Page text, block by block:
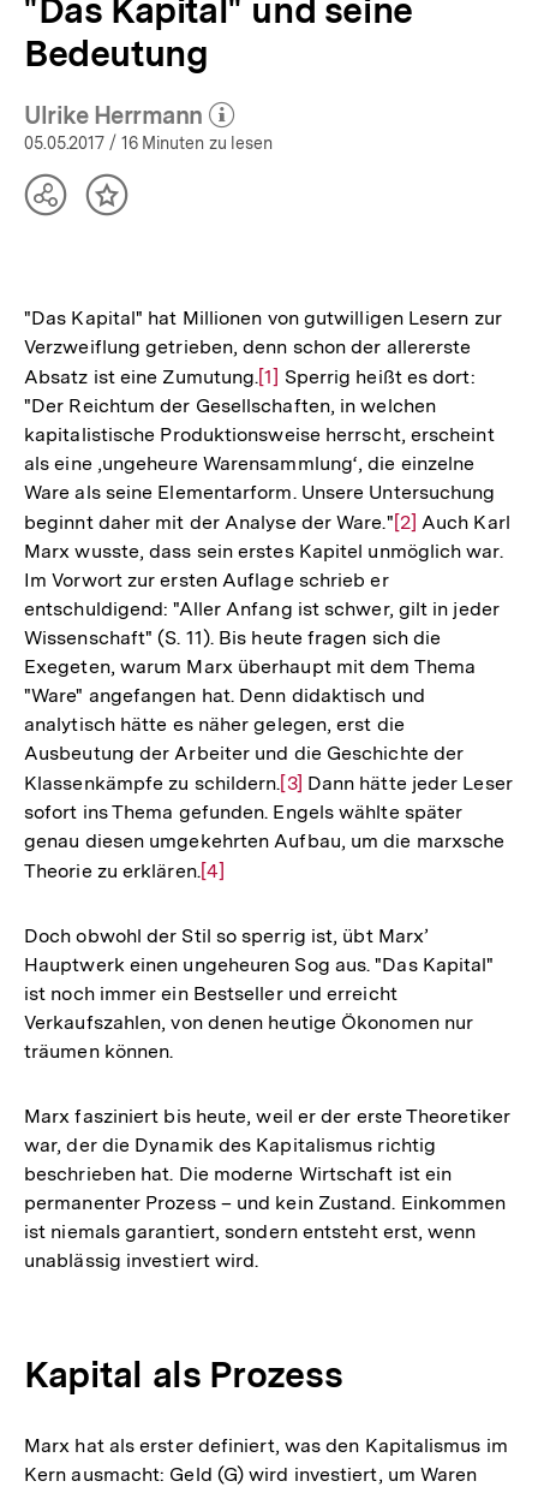
"Das Kapital" und seine
Bedeutung
Ulrike Herrmann
(Mehr zum Autor)
öffnen
05.05.2017 / 16 Minuten zu lesen
TeilenInhalt
"Das Kapital" hat Millionen von gutwilligen Lesern zur
Verzweiflung getrieben, denn schon der allererste
Absatz ist eine Zumutung.Zur
Auflösung
der
Fußnote
[1] Sperrig heißt es dort:
"Der Reichtum der Gesellschaften, in welchen
kapitalistische Produktionsweise herrscht, erscheint
als eine ‚ungeheure Warensammlung‘, die einzelne
Ware als seine Elementarform. Unsere Untersuchung
beginnt daher mit der Analyse der Ware."Zur
Auflösung
Fußnote
[2] Auch Karl
Marx wusste, dass sein erstes Kapitel unmöglich war.
Im Vorwort zur ersten Auflage schrieb er
entschuldigend: "Aller Anfang ist schwer, gilt in jeder
Wissenschaft" (S. 11). Bis heute fragen sich die
Exegeten, warum Marx überhaupt mit dem Thema
"Ware" angefangen hat. Denn didaktisch und
analytisch hätte es näher gelegen, erst die
Ausbeutung der Arbeiter und die Geschichte der
Klassenkämpfe zu schildern.Zur
Auflösung
der
[3] Dann hätte jeder Leser
sofort ins Thema gefunden. Engels wählte später
genau diesen umgekehrten Aufbau, um die marxsche
Theorie zu erklären.Zur
der
Fußnote
[4]
Doch obwohl der Stil so sperrig ist, übt Marx’
Hauptwerk einen ungeheuren Sog aus. "Das Kapital"
ist noch immer ein Bestseller und erreicht
Verkaufszahlen, von denen heutige Ökonomen nur
träumen können.
Marx fasziniert bis heute, weil er der erste Theoretiker
war, der die Dynamik des Kapitalismus richtig
beschrieben hat. Die moderne Wirtschaft ist ein
permanenter Prozess – und kein Zustand. Einkommen
ist niemals garantiert, sondern entsteht erst, wenn
unablässig investiert wird.
Kapital als Prozess
Marx hat als erster definiert, was den Kapitalismus im
Kern ausmacht: Geld (G) wird investiert, um Waren